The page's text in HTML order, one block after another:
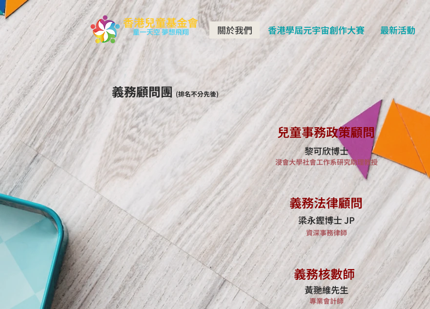
童一天空 夢想飛翔
香港兒童基金會 關於我們 香港學屆元宇宙創作大賽 最新活動
義務顧問團(排名不分先後)
兒童事務政策顧問
黎可欣博士
浸會大學社會工作系研究助理教授
義務法律顧問
梁永鏗博士 JP
資深事務律師
義務核數師
黃𦏸維先生
專業會計師